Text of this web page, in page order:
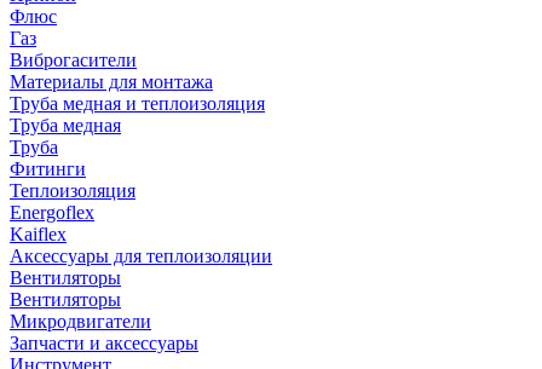
Флюс
Газ
Виброгасители
Материалы для монтажа
Труба медная и теплоизоляция
Труба медная
Труба
Фитинги
Теплоизоляция
Energoflex
Kaiflex
Аксессуары для теплоизоляции
Вентиляторы
Вентиляторы
Микродвигатели
Запчасти и аксессуары
Инструмент